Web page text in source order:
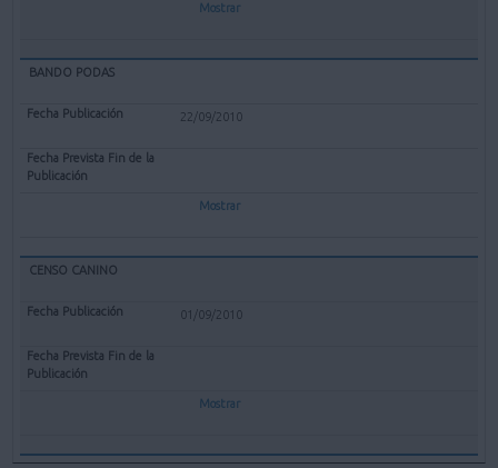
Mostrar
BANDO PODAS
22/09/2010
Mostrar
CENSO CANINO
01/09/2010
Mostrar